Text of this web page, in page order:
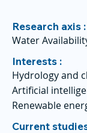
Research axis :
Water
Interests :
Hydrology and
Artificial
Renewable
Current